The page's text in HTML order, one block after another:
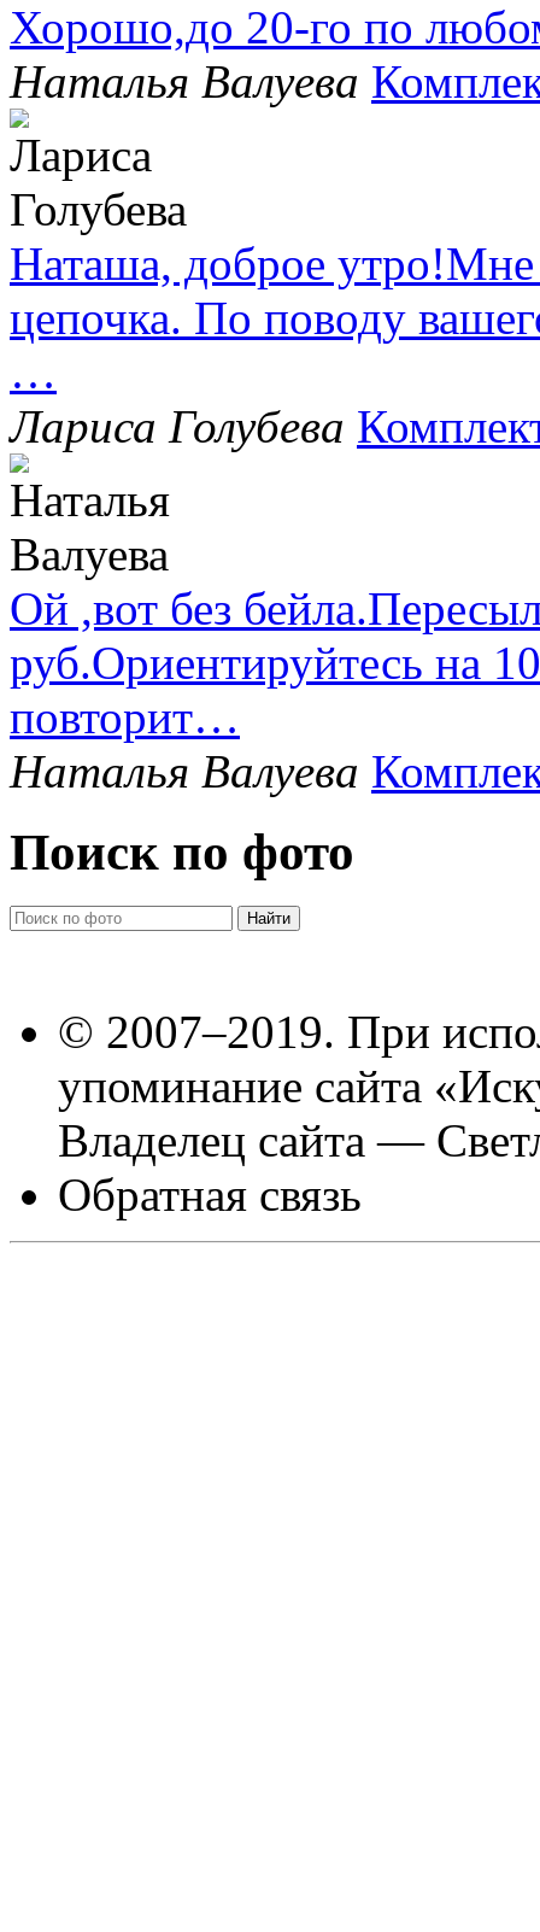
Хорошо,до 20-го по
Наталья Валуева
Наташа, доброе утро!Мне
цепочка. По поводу
…
Лариса Голубева
Ой ,вот без
руб.Ориентируйтесь на
повторит…
Наталья Валуева
Поиск по фото
© 2007–2019. При
упоминание сайта
Владелец сайта —
Обратная связь